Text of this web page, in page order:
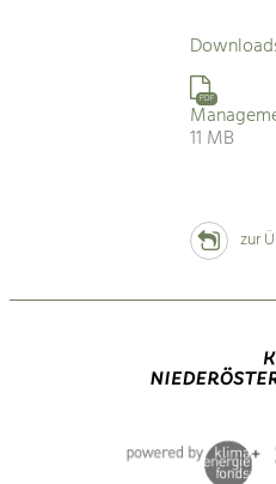
PDF
11 MB
zur